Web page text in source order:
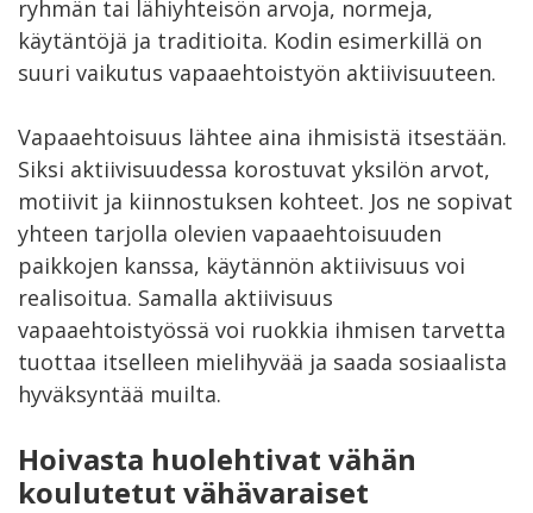
ryhmän tai lähiyhteisön arvoja, normeja,
käytäntöjä ja traditioita. Kodin esimerkillä on
suuri vaikutus vapaaehtoistyön aktiivisuuteen.
Vapaaehtoisuus lähtee aina ihmisistä itsestään.
Siksi aktiivisuudessa korostuvat yksilön arvot,
motiivit ja kiinnostuksen kohteet. Jos ne sopivat
yhteen tarjolla olevien vapaaehtoisuuden
paikkojen kanssa, käytännön aktiivisuus voi
realisoitua. Samalla aktiivisuus
vapaaehtoistyössä voi ruokkia ihmisen tarvetta
tuottaa itselleen mielihyvää ja saada sosiaalista
hyväksyntää muilta.
Hoivasta huolehtivat vähän
koulutetut vähävaraiset